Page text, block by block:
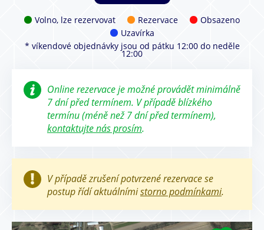
Volno, lze rezervovat Rezervace
Obsazeno
Uzavírka
* víkendové objednávky jsou od pátku 12:00 do neděle
12:00
Online rezervace je možné provádět minimálně
7 dní před termínem. V případě blízkého
termínu (méně než 7 dní před termínem),
kontaktujte nás prosím.
V případě zrušení potvrzené rezervace se
postup řídí aktuálnímistorno podmínkami.